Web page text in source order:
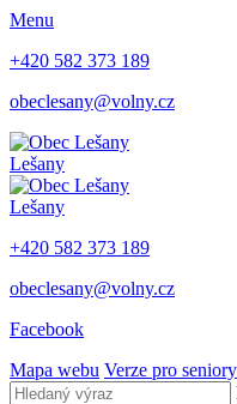
Menu
+420 582 373 189
obeclesany@volny.cz
Lešany
Lešany
+420 582 373 189
obeclesany@volny.cz
Facebook
Mapa webu Verze pro seniory